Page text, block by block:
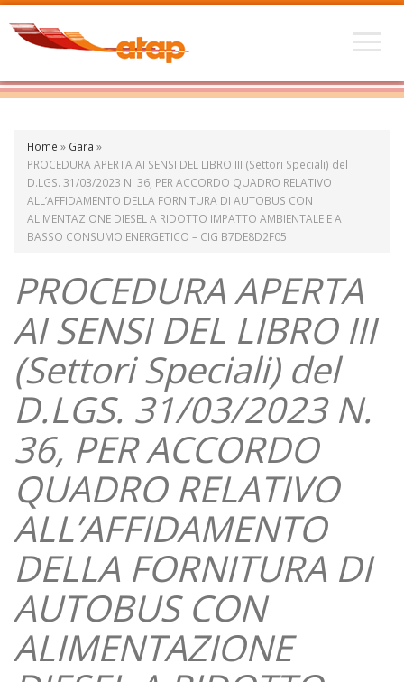
Home » Gara »
PROCEDURA APERTA AI SENSI DEL LIBRO III (Settori Speciali) del
D.LGS. 31/03/2023 N. 36, PER ACCORDO QUADRO RELATIVO
ALL’AFFIDAMENTO DELLA FORNITURA DI AUTOBUS CON
ALIMENTAZIONE DIESEL A RIDOTTO IMPATTO AMBIENTALE E A
BASSO CONSUMO ENERGETICO – CIG B7DE8D2F05
PROCEDURA APERTA
AI SENSI DEL LIBRO III
(Settori Speciali) del
D.LGS. 31/03/2023 N.
36, PER ACCORDO
QUADRO RELATIVO
ALL’AFFIDAMENTO
DELLA FORNITURA DI
AUTOBUS CON
ALIMENTAZIONE